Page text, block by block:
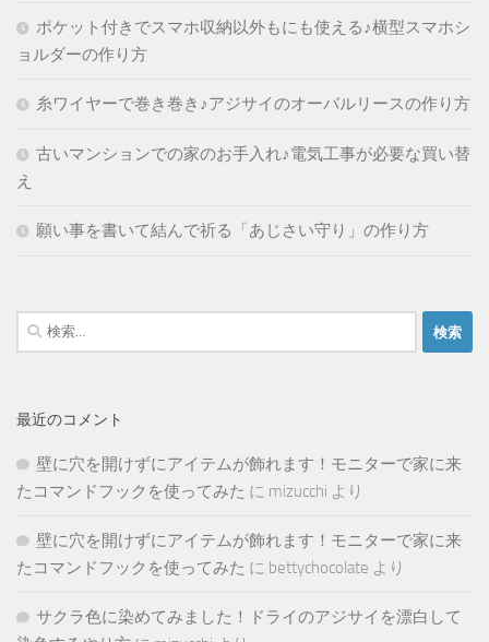
ポケット付きでスマホ収納以外もにも使える♪横型スマホシ
ョルダーの作り方
糸ワイヤーで巻き巻き♪アジサイのオーバルリースの作り方
古いマンションでの家のお手入れ♪電気工事が必要な買い替
え
願い事を書いて結んで祈る「あじさい守り」の作り方
検
索:
最近のコメント
壁に穴を開けずにアイテムが飾れます！モニターで家に来
たコマンドフックを使ってみた に mizucchi より
壁に穴を開けずにアイテムが飾れます！モニターで家に来
たコマンドフックを使ってみた に bettychocolate より
サクラ色に染めてみました！ドライのアジサイを漂白して